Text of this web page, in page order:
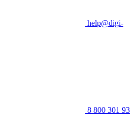
help@digi-
8 800 301 93